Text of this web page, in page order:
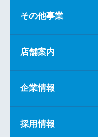
その他事業
店舗案内
企業情報
採用情報